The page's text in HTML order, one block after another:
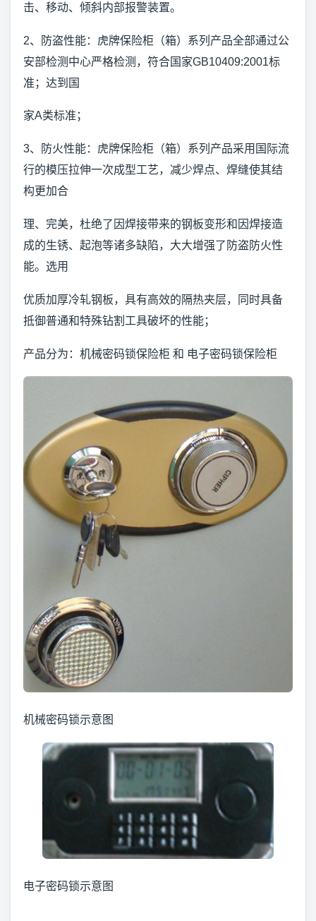
击、移动、倾斜内部报警装置。
2、防盗性能：虎牌保险柜（箱）系列产品全部通过公
安部检测中心严格检测，符合国家GB10409:2001标
准；达到国
家A类标准；
3、防火性能：虎牌保险柜（箱）系列产品采用国际流
行的模压拉伸一次成型工艺，减少焊点、焊缝使其结
构更加合
理、完美，杜绝了因焊接带来的钢板变形和因焊接造
成的生锈、起泡等诸多缺陷，大大增强了防盗防火性
能。选用
优质加厚冷轧钢板，具有高效的隔热夹层，同时具备
抵御普通和特殊钻割工具破坏的性能；
产品分为：机械密码锁保险柜 和 电子密码锁保险柜
机械密码锁示意图
电子密码锁示意图